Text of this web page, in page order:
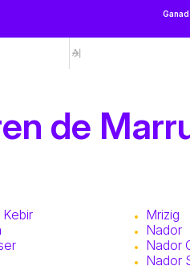
de
Kebir
Mrizig
Nador
Nador
Nador